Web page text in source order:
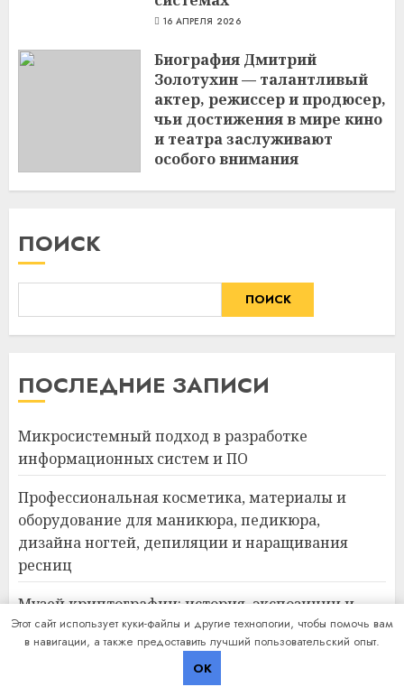
16 АПРЕЛЯ 2026
Биография Дмитрий
Золотухин — талантливый
актер, режиссер и продюсер,
чьи достижения в мире кино
и театра заслуживают
особого внимания
ПОИСК
ПОИСК
ПОСЛЕДНИЕ ЗАПИСИ
Микросистемный подход в разработке
информационных систем и ПО
Профессиональная косметика, материалы и
оборудование для маникюра, педикюра,
дизайна ногтей, депиляции и наращивания
ресниц
Музей криптографии: история, экспозиции и
образовательные программы
Авиабилеты в Турцию: маршруты, тарифы и
Этот сайт использует куки-файлы и другие технологии, чтобы помочь вам
в навигации, а также предоставить лучший пользовательский опыт.
OK